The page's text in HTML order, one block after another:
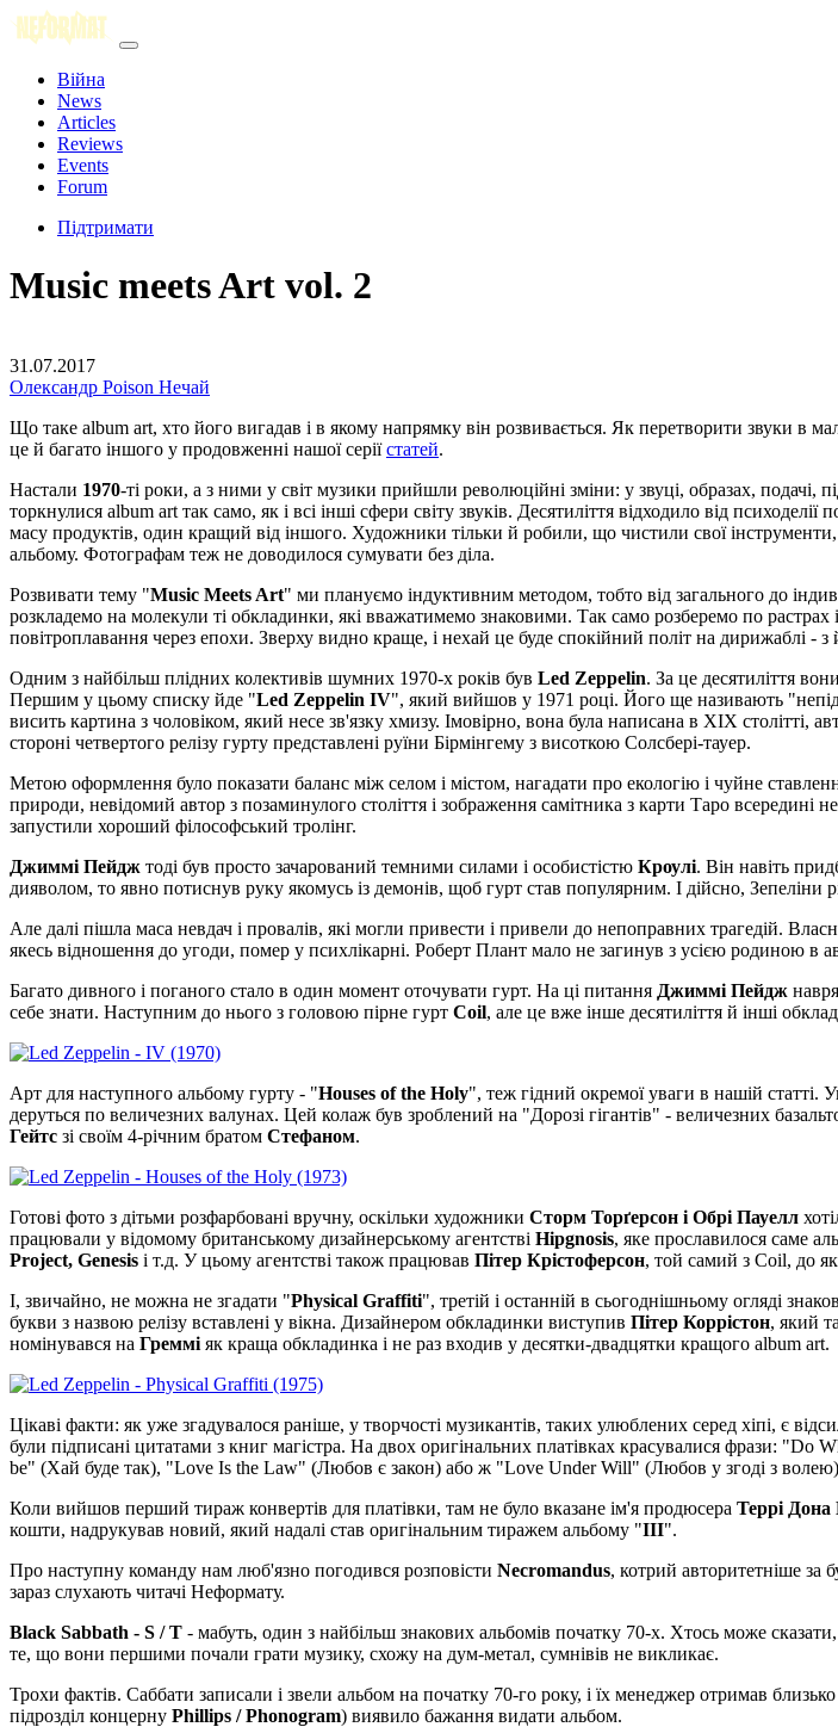
Війна
News
Articles
Reviews
Events
Forum
Підтримати
Music meets Art vol. 2
31.07.2017
Олександр Poison Нечай
Що таке album art, хто його вигадав і в якому напрямку він розвивається. Як перетворити звуки
це й багато іншого у продовженні нашої серіїстатей.
Настали 1970-ті роки, а з ними у світ музики прийшли революційні зміни: у звуці, образах, подачі,
торкнулися album art так само, як і всі інші сфери світу звуків. Десятиліття відходило від
масу продуктів, один кращий від іншого. Художники тільки й робили, що чистили свої
альбому. Фотографам теж не доводилося сумувати без діла.
Розвивати тему "Music Meets Art" ми плануємо індуктивним методом, тобто від загального до
розкладемо на молекули ті обкладинки, які вважатимемо знаковими. Так само розберемо по
повітроплавання через епохи. Зверху видно краще, і нехай це буде спокійний політ на дирижаблі -
Одним з найбільш плідних колективів шумних 1970-х років був Led Zeppelin. За це десятиліття
Першим у цьому списку йде "Led Zeppelin IV", який вийшов у 1971 році. Його ще називають
висить картина з чоловіком, який несе зв'язку хмизу. Імовірно, вона була написана в XIX столітті,
стороні четвертого релізу гурту представлені руїни Бірмінгему з висоткою Солсбері-тауер.
Метою оформлення було показати баланс між селом і містом, нагадати про екологію і чуйне
природи, невідомий автор з позаминулого століття і зображення самітника з карти Таро
запустили хороший філософський тролінг.
Джиммі Пейдж тоді був просто зачарований темними силами і особистістю Кроулі. Він навіть
дияволом, то явно потиснув руку якомусь із демонів, щоб гурт став популярним. І дійсно, Зепеліни
Але далі пішла маса невдач і провалів, які могли привести і привели до непоправних трагедій.
якесь відношення до угоди, помер у психлікарні. Роберт Плант мало не загинув з усією родиною в
Багато дивного і поганого стало в один момент оточувати гурт. На ці питання Джиммі Пейдж
себе знати. Наступним до нього з головою пірне гурт Coil, але це вже інше десятиліття й інші
Арт для наступного альбому гурту - "Houses of the Holy", теж гідний окремої уваги в нашій статті.
деруться по величезних валунах. Цей колаж був зроблений на "Дорозі гігантів" - величезних
Гейтс зі своїм 4-річним братом Стефаном.
Готові фото з дітьми розфарбовані вручну, оскільки художники Сторм Торґерсон і Обрі Пауелл
працювали у відомому британському дизайнерському агентстві Hipgnosis, яке прославилося саме
Project, Genesis і т.д. У цьому агентстві також працював Пітер Крістоферсон, той самий з Coil, до
І, звичайно, не можна не згадати "Physical Graffiti", третій і останній в сьогоднішньому огляді
букви з назвою релізу вставлені у вікна. Дизайнером обкладинки виступив Пітер Коррістон, який
номінувався на Греммі як краща обкладинка і не раз входив у десятки-двадцятки кращого album art.
Цікаві факти: як уже згадувалося раніше, у творчості музикантів, таких улюблених серед хіпі, є
були підписані цитатами з книг магістра. На двох оригінальних платівках красувалися фрази:
be" (Хай буде так), "Love Is the Law" (Любов є закон) або ж "Love Under Will" (Любов у згоді з
Коли вийшов перший тираж конвертів для платівки, там не було вказане ім'я продюсера Террі Дона
кошти, надрукував новий, який надалі став оригінальним тиражем альбому "III".
Про наступну команду нам люб'язно погодився розповісти Necromandus, котрий авторитетніше за
зараз слухають читачі Неформату.
Black Sabbath - S / T - мабуть, один з найбільш знакових альбомів початку 70-х. Хтось може
те, що вони першими почали грати музику, схожу на дум-метал, сумнівів не викликає.
Трохи фактів. Саббати записали і звели альбом на початку 70-го року, і їх менеджер отримав
підрозділ концерну Phillips / Phonogram) виявило бажання видати альбом.